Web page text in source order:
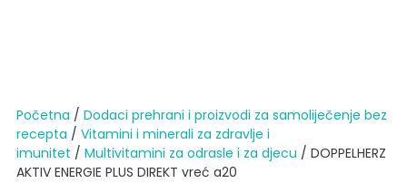
Početna / Dodaci prehrani i proizvodi za samoliječenje bez
recepta / Vitamini i minerali za zdravlje i
imunitet / Multivitamini za odrasle i za djecu / DOPPELHERZ
AKTIV ENERGIE PLUS DIREKT vreć a20